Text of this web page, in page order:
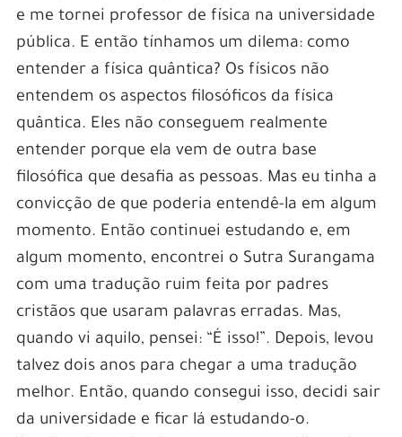
e me tornei professor de física na universidade
pública. E então tínhamos um dilema: como
entender a física quântica? Os físicos não
entendem os aspectos filosóficos da física
quântica. Eles não conseguem realmente
entender porque ela vem de outra base
filosófica que desafia as pessoas. Mas eu tinha a
convicção de que poderia entendê-la em algum
momento. Então continuei estudando e, em
algum momento, encontrei o Sutra Surangama
com uma tradução ruim feita por padres
cristãos que usaram palavras erradas. Mas,
quando vi aquilo, pensei: “É isso!”. Depois, levou
talvez dois anos para chegar a uma tradução
melhor. Então, quando consegui isso, decidi sair
da universidade e ficar lá estudando-o.